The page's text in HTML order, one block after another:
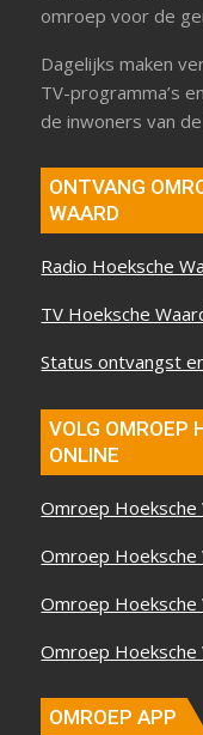
omroep voor de
Dagelijks maken
TV-programma’s
de inwoners van
ONTVANG
WAARD
Radio Hoeksche
TV Hoeksche
Status ontvangst
VOLG OMROEP
ONLINE
Omroep Hoeksche
Omroep
Omroep Hoeksche
Omroep
OMROEP APP